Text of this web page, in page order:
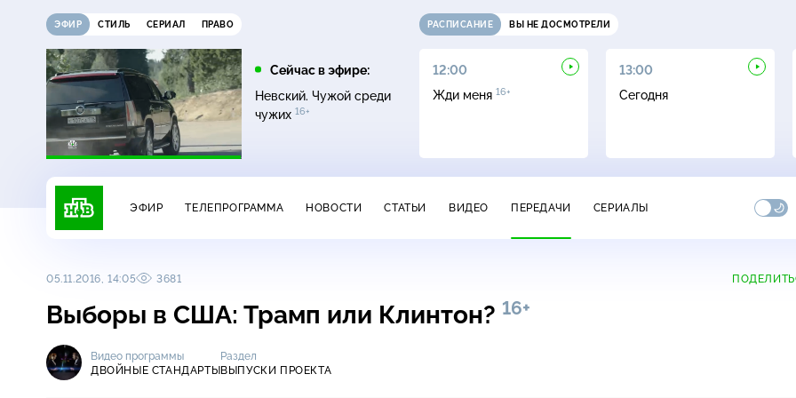
ЭФИР СТИЛЬ СЕРИАЛ ПРАВО
Сейчас в эфире:
Невский. Чужой среди
чужих 16+
РАСПИСАНИЕ ВЫ НЕ ДОСМОТРЕЛИ
10:25
11:00
ДНК16+
12:00
Жди меня 16+
13:00
Сегодня
ЭФИР ТЕЛЕПРОГРАММА НОВОСТИ СТАТЬИ ВИДЕО ПЕРЕДАЧИ СЕРИАЛЫ
05.11.2016, 14:05 3681
Выборы в США: Трамп или Клинтон? 16+
Видео программы
ДВОЙНЫЕ СТАНДАРТЫ
Раздел
ВЫПУСКИ ПРОЕКТА